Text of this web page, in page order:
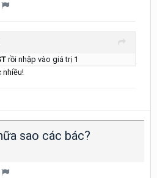
rồi nhập vào giá trị 1
nhiều!
sao các bác?